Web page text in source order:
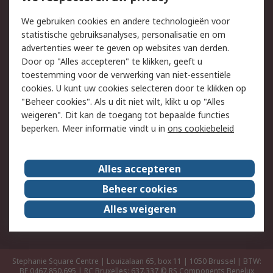
Track & Trace
Wettelijk
Cookiebeleid
Email veiligheid
Privacybeleid -
Bijgewerkt
Websitevoorwaarden
Algemene
verkoopvoorwaarden
Over RS
RS Group
Over ons
RS wereldwijd
Werken bij RS
ESG
Stephanie Square Centre | Louizalaan 65, box 11 | 1050 Brussel | BTW:
We gebruiken cookies en andere technologieën voor
statistische gebruiksanalyses, personalisatie en om
advertenties weer te geven op websites van derden.
Door op "Alles accepteren" te klikken, geeft u
toestemming voor de verwerking van niet-essentiële
cookies. U kunt uw cookies selecteren door te klikken op
"Beheer cookies". Als u dit niet wilt, klikt u op "Alles
weigeren". Dit kan de toegang tot bepaalde functies
beperken. Meer informatie vindt u in ons cookiebeleid
Alles accepteren
Beheer cookies
Alles weigeren